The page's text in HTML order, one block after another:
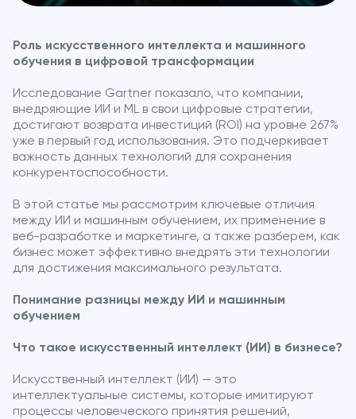
Роль искусственного интеллекта и машинного
обучения в цифровой трансформации
Исследование Gartner показало, что компании,
внедряющие ИИ и ML в свои цифровые стратегии,
достигают возврата инвестиций (ROI) на уровне 267%
уже в первый год использования. Это подчеркивает
важность данных технологий для сохранения
конкурентоспособности.
В этой статье мы рассмотрим ключевые отличия
между ИИ и машинным обучением, их применение в
веб-разработке и маркетинге, а также разберем, как
бизнес может эффективно внедрять эти технологии
для достижения максимального результата.
Понимание разницы между ИИ и машинным
обучением
Что такое искусственный интеллект (ИИ) в бизнесе?
Искусственный интеллект (ИИ) — это
интеллектуальные системы, которые имитируют
процессы человеческого принятия решений,